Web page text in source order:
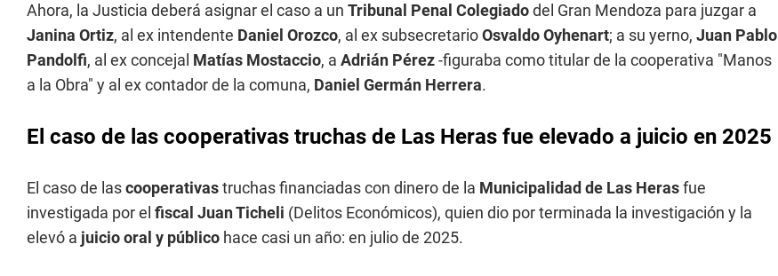
Ahora, la Justicia deberá asignar el caso a un Tribunal Penal Colegiadodel Gran Mendoza para juzgar a
Janina Ortiz, al ex intendente Daniel Orozco, al ex subsecretarioOsvaldoOyhenart; a su yerno, Juan Pablo
Pandolfi, al ex concejal Matías Mostaccio, a Adrián Pérez-figuraba como titular de la cooperativa "Manos
a la Obra" y al ex contador de la comuna, Daniel Germán Herrera.
El caso de las cooperativas truchas de Las Heras fue elevado a juicio en 2025
El caso de lascooperativastruchas financiadas con dinero de la Municipalidad de Las Herasfue
investigada por el fiscal Juan Ticheli (Delitos Económicos), quien dio por terminada la investigación y la
elevó a juicio oral y público hace casi un año: en julio de 2025.